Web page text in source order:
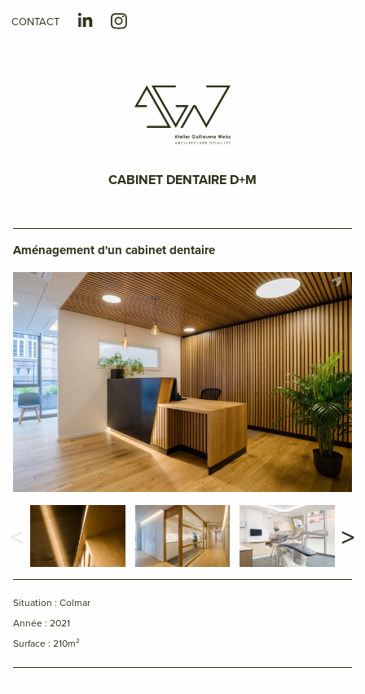
CONTACT
CABINET DENTAIRE D+M
Aménagement d'un cabinet dentaire
Situation : Colmar
Année : 2021
Surface : 210m²